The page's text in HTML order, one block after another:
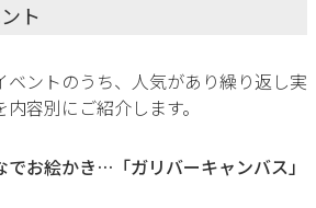
ト
ベントのうち、人気があり繰り返し実
容別にご紹介します。
でお絵かき…「ガリバーキャンバス」